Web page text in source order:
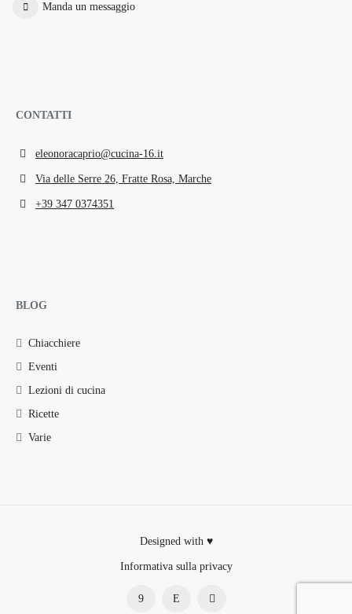
Manda un messaggio
CONTATTI
eleonoracaprio@cucina-16.it
Via delle Serre 26, Fratte Rosa, Marche
+39 347 0374351
BLOG
Chiacchiere
Eventi
Lezioni di cucina
Ricette
Varie
Designed with ♥
Informativa sulla privacy